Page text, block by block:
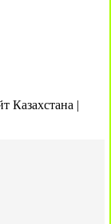
Казахстана |